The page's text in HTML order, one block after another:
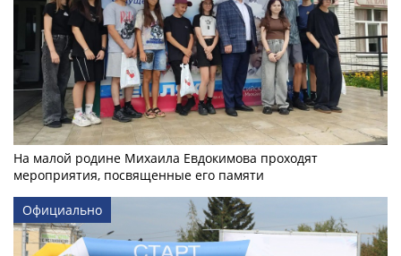
На малой родине Михаила Евдокимова проходят
мероприятия, посвященные его памяти
Официально